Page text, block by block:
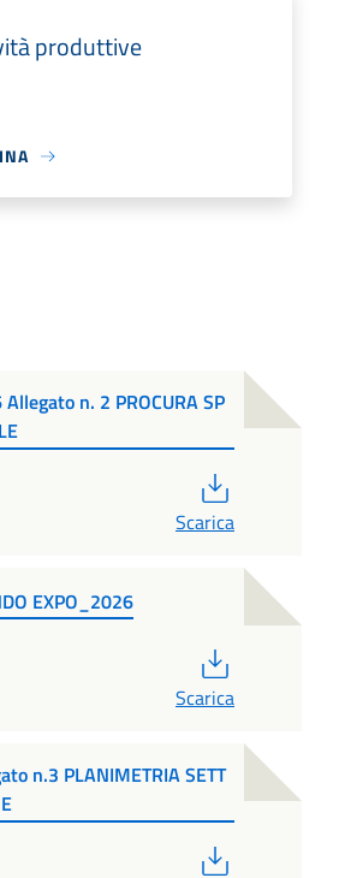
produttive
n. 2 PROCURA SP
Scarica
EXPO_2026
Scarica
n.3 PLANIMETRIA SETT